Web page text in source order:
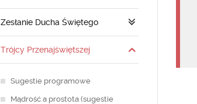
Zesłanie Ducha Świętego
Trójcy Przenajświętszej
Sugestie programowe
Mądrość a prostota (sugestie